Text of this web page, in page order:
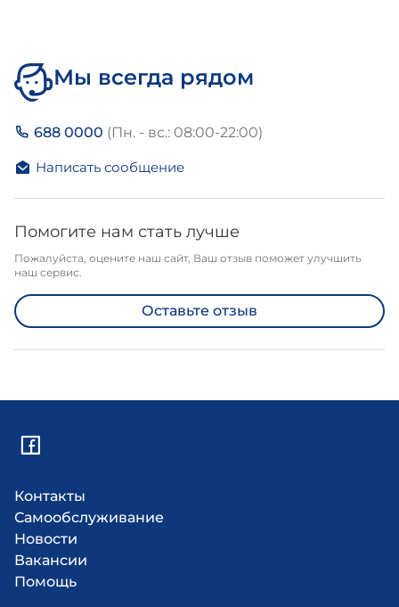
Мы всегда рядом
688 0000 (Пн. - вс.: 08:00-22:00)
Написать сообщение
Помогите нам стать лучше
Пожалуйста, оцените наш сайт, Ваш отзыв поможет улучшить
наш сервис.
Оставьте отзыв
Контакты
Самообслуживание
Новости
Вакансии
Помощь